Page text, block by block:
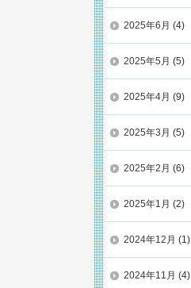
2025年6月 (4)
2025年5月 (5)
2025年4月 (9)
2025年3月 (5)
2025年2月 (6)
2025年1月 (2)
2024年12月 (1)
2024年11月 (4)